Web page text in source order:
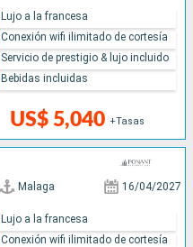
US$ 5,040 +Tasas
Lujo a la francesa
Conexión wifi ilimitado de cortesía
Servicio de prestigio & lujo incluido
Bebidas incluidas
Malaga 16/04/2027
Lujo a la francesa
Conexión wifi ilimitado de cortesía